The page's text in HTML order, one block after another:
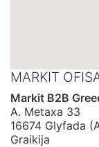
MARKIT
Markit B2B
A. Metaxa 33
16674 Glyfada
Graikija